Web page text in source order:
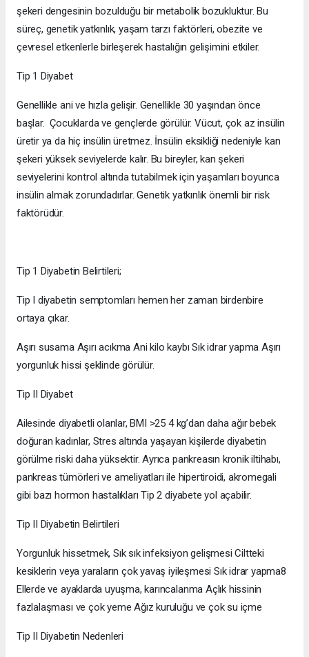
şekeri dengesinin bozulduğu bir metabolik bozukluktur. Bu
süreç, genetik yatkınlık, yaşam tarzı faktörleri, obezite ve
çevresel etkenlerle birleşerek hastalığın gelişimini etkiler.
Tip 1 Diyabet
Genellikle ani ve hızla gelişir. Genellikle 30 yaşından önce
başlar. Çocuklarda ve gençlerde görülür. Vücut, çok az insülin
üretir ya da hiç insülin üretmez. İnsülin eksikliği nedeniyle kan
şekeri yüksek seviyelerde kalır. Bu bireyler, kan şekeri
seviyelerini kontrol altında tutabilmek için yaşamları boyunca
insülin almak zorundadırlar. Genetik yatkınlık önemli bir risk
faktörüdür.
Tip 1 Diyabetin Belirtileri;
Tip I diyabetin semptomları hemen her zaman birdenbire
ortaya çıkar.
Aşırı susama Aşırı acıkma Ani kilo kaybı Sık idrar yapma Aşırı
yorgunluk hissi şeklinde görülür.
Tip II Diyabet
Ailesinde diyabetli olanlar, BMI >25 4 kg’dan daha ağır bebek
doğuran kadınlar, Stres altında yaşayan kişilerde diyabetin
görülme riski daha yüksektir. Ayrıca pankreasın kronik iltihabı,
pankreas tümörleri ve ameliyatları ile hipertiroidi, akromegali
gibi bazı hormon hastalıkları Tip 2 diyabete yol açabilir.
Tip II Diyabetin Belirtileri
Yorgunluk hissetmek, Sık sık infeksiyon gelişmesi Ciltteki
kesiklerin veya yaraların çok yavaş iyileşmesi Sık idrar yapma8
Ellerde ve ayaklarda uyuşma, karıncalanma Açlık hissinin
fazlalaşması ve çok yeme Ağız kuruluğu ve çok su içme
Tip II Diyabetin Nedenleri